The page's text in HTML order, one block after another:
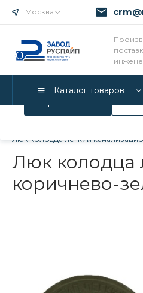
Мы используем Cookie.
Москва
Каталог товаров
Люк колодца легкий
Люк колодца
коричнево-